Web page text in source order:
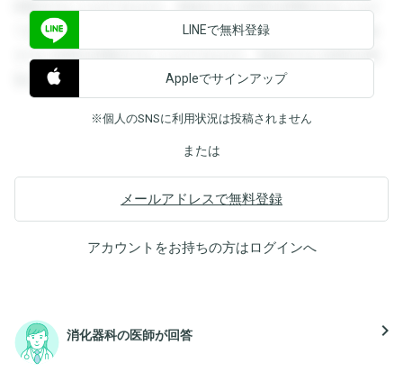
閲覧することができます。登録すると回答を閲覧することが
できます。登録すると回答を閲覧することができます。登録
すると回答を閲覧することができます。登録すると回答を閲
覧することができます。
LINEで無料登録
Appleでサインアップ
※個人のSNSに利用状況は投稿されません
または
メールアドレスで無料登録
アカウントをお持ちの方はログインへ
消化器科の医師が回答 navigate_next